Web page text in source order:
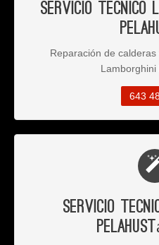
Servicio Tecnico
Reparación de
Lamborghini
643
Servicio